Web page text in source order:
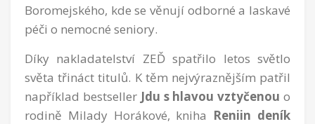
Boromejského, kde se věnují odborné a laskavé
péči o nemocné seniory.
Díky nakladatelství ZEĎ spatřilo letos světlo
světa třináct titulů. K těm nejvýraznějším patřil
například bestseller Jdu s hlavou vztyčenou o
rodině Milady Horákové, kniha Reniin deník